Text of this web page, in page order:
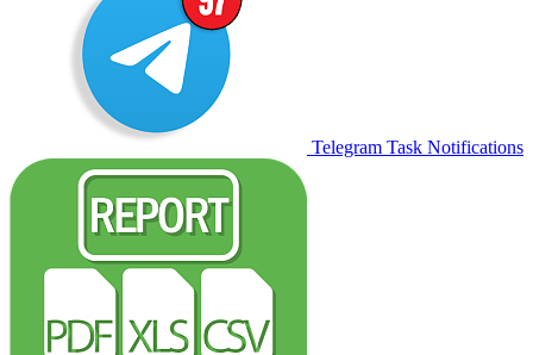
Telegram Task Notifications